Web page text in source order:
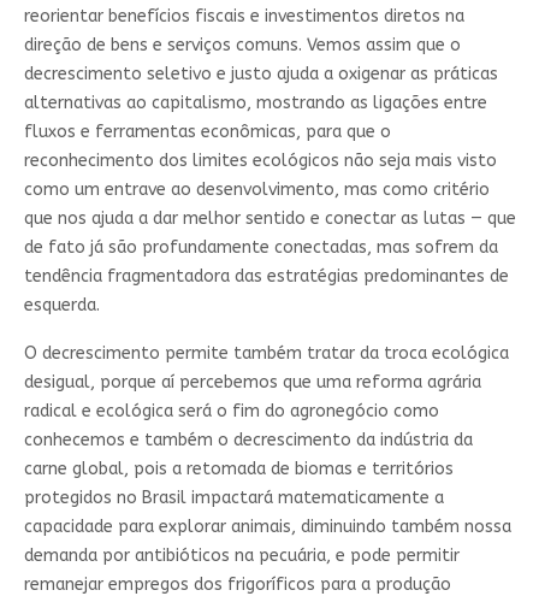
reorientar benefícios fiscais e investimentos diretos na
direção de bens e serviços comuns. Vemos assim que o
decrescimento seletivo e justo ajuda a oxigenar as práticas
alternativas ao capitalismo, mostrando as ligações entre
fluxos e ferramentas econômicas, para que o
reconhecimento dos limites ecológicos não seja mais visto
como um entrave ao desenvolvimento, mas como critério
que nos ajuda a dar melhor sentido e conectar as lutas — que
de fato já são profundamente conectadas, mas sofrem da
tendência fragmentadora das estratégias predominantes de
esquerda.
O decrescimento permite também tratar da troca ecológica
desigual, porque aí percebemos que uma reforma agrária
radical e ecológica será o fim do agronegócio como
conhecemos e também o decrescimento da indústria da
carne global, pois a retomada de biomas e territórios
protegidos no Brasil impactará matematicamente a
capacidade para explorar animais, diminuindo também nossa
demanda por antibióticos na pecuária, e pode permitir
remanejar empregos dos frigoríficos para a produção